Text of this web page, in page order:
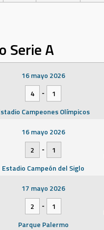
Serie A
16 mayo 2026
4
-
1
Campeones Olímpicos
16 mayo 2026
2
-
1
Estadio Campeón del Siglo
17 mayo 2026
2
-
1
Parque Palermo